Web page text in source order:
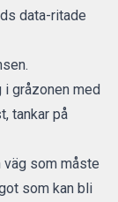
data-ritade
i gråzonen med
tankar på
väg som måste
som kan bli